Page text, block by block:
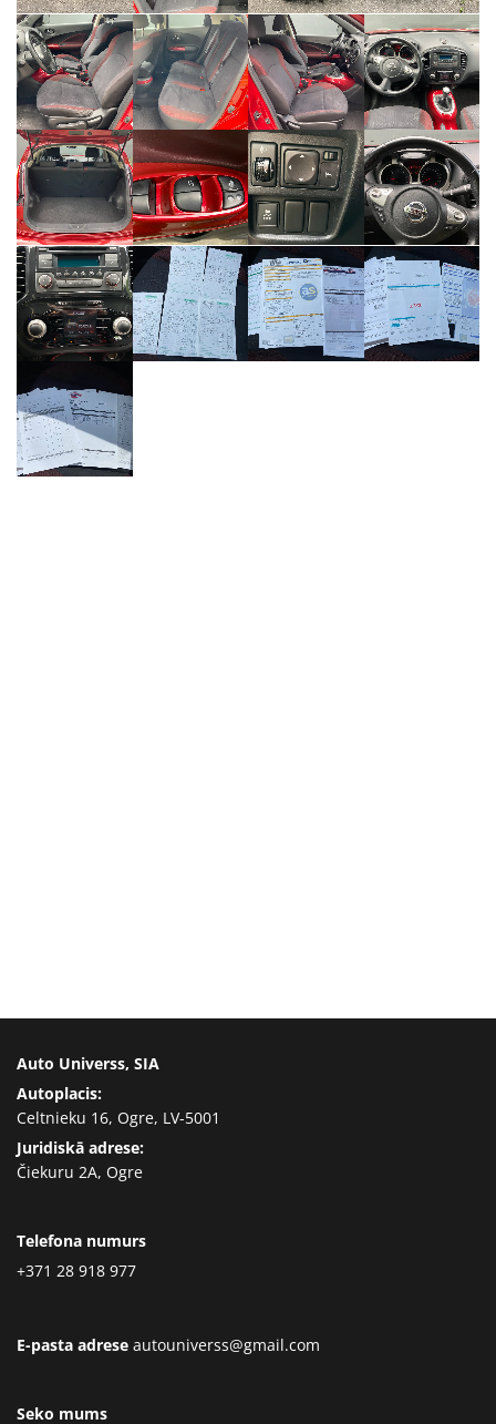
Auto Universs, SIA
Autoplacis:
Celtnieku 16, Ogre, LV-5001
Juridiskā adrese:
Čiekuru 2A, Ogre
Telefona numurs
+371 28 918 977
E-pasta adrese autouniverss@gmail.com
Seko mums